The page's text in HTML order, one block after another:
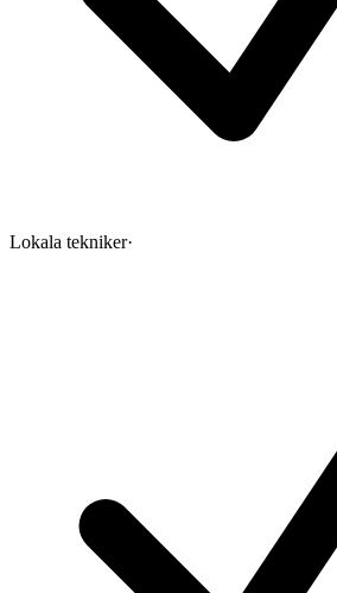
Lokala tekniker·